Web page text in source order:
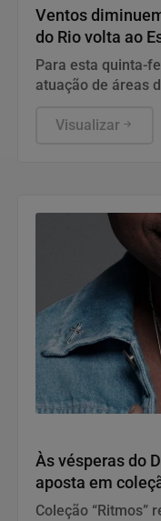
Ventos
do Rio volta ao
Para esta quinta-
atuação de áreas
com rajadas
Visualizar
Às vésperas do
aposta em
Thiaguinho
Coleção “Ritmos”